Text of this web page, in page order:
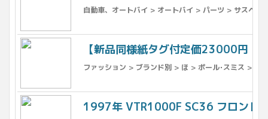
自動車、オートバイ > オートバイ > パーツ > サスペン
【新品同様紙タグ付定価23000円
ファッション > ブランド別 > ほ > ポール･スミス > 女
1997年 VTR1000F SC36 フロント